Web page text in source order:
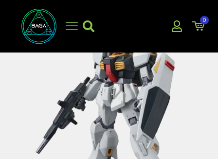
0
EN OFERTA